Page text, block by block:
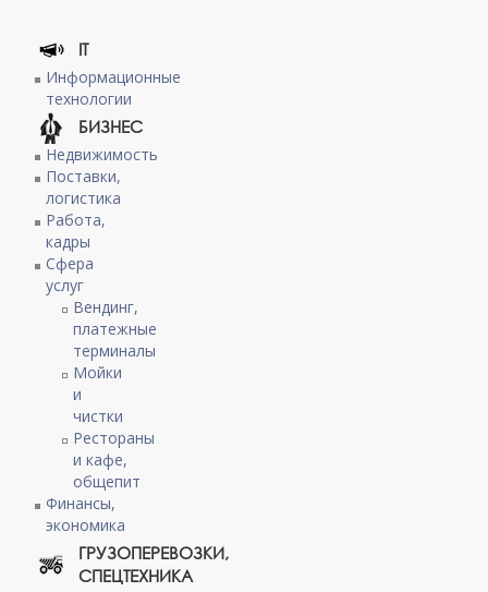
IT
Информационные
технологии
БИЗНЕС
Недвижимость
Поставки,
логистика
Работа,
кадры
Сфера
услуг
Вендинг,
платежные
терминалы
Мойки
и
чистки
Рестораны
и кафе,
общепит
Финансы,
экономика
ГРУЗОПЕРЕВОЗКИ,
СПЕЦТЕХНИКА